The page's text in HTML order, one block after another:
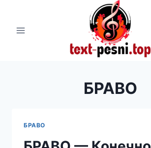
содержимому
БРАВО
БРАВО